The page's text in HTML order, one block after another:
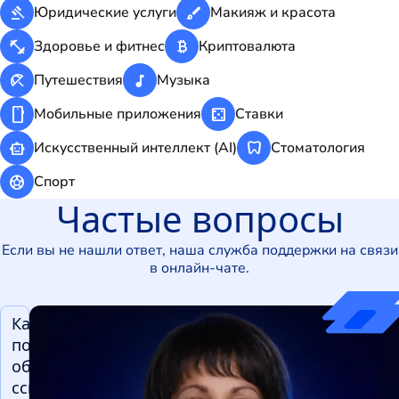
gavel Юридические услуги brush Макияж и красота
fitness_center Здоровье и фитнес currency_bitcoin Криптовалюта
beach_access Путешествия music_note Музыка
smartphone Мобильные приложения casino Ставки
smart_toy Искусственный интеллект (AI) dentistry Стоматология
sports_soccer Спорт
Частые вопросы
Если вы не нашли ответ, наша служба поддержки на связи
в онлайн-чате.
Как
получить
обратную
ссылку на